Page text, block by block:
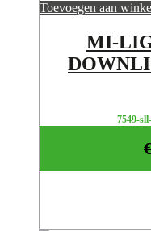
Toevoegen aan
MI-
7549-